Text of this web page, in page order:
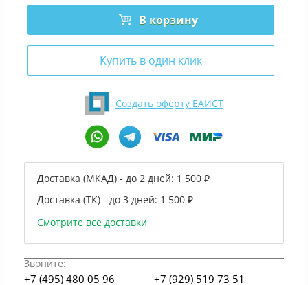
В корзину
Купить в один клик
Создать оферту ЕАИСТ
Доставка (МКАД) - до 2 дней: 1 500 ₽
Доставка (ТК) - до 3 дней: 1 500 ₽
Смотрите все доставки
Звоните:
+7 (495) 480 05 96 +7 (929) 519 73 51